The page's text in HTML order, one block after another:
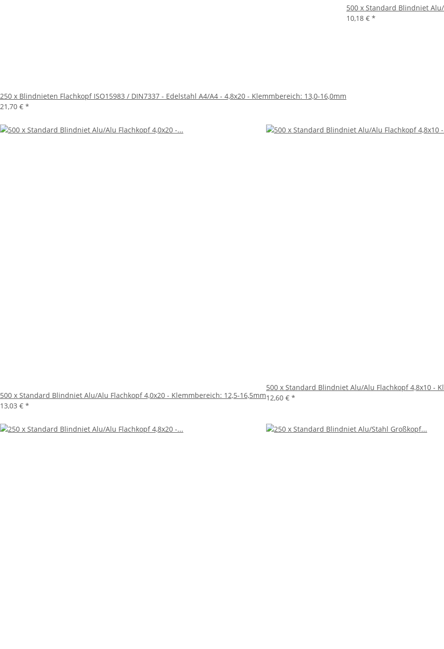
250 x Blindnieten Flachkopf ISO15983 / DIN7337 - Edelstahl A4/A4 - 4,8x20 - Klemmbereich: 13,0-16,0mm
21,70 € *
500 x Standard Blindniet
10,18 € *
500 x Standard Blindniet Alu/Alu Flachkopf 4,0x20 - Klemmbereich: 12,5-16,5mm
13,03 € *
500 x Standard Blindniet Alu/Alu Flachkopf 4,8x10 -
12,60 € *